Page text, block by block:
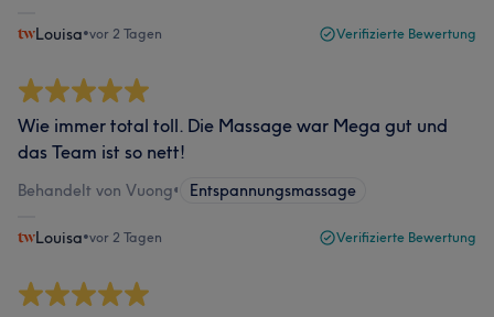
Louisa•vor 2 Tagen Verifizierte Bewertung
Wie immer total toll. Die Massage war Mega gut und
das Team ist so nett!
Behandelt von Vuong• Entspannungsmassage
Louisa•vor 2 Tagen Verifizierte Bewertung